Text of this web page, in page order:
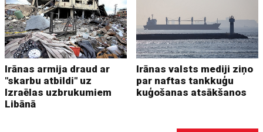
Irānas armija draud ar
"skarbu atbildi" uz
Izraēlas uzbrukumiem
Libānā
Irānas valsts mediji ziņo
par naftas tankkuģu
kuģošanas atsākšanos